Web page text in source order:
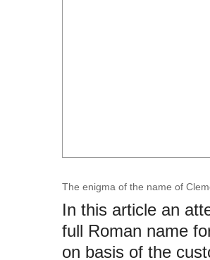
The enigma of the name of
In this article an
full Roman name
on basis of the